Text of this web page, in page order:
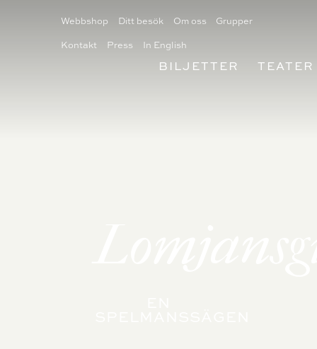
BILJETTER TEATER
Webbshop Ditt besök Om oss
Grupper
Kontakt
Press In English